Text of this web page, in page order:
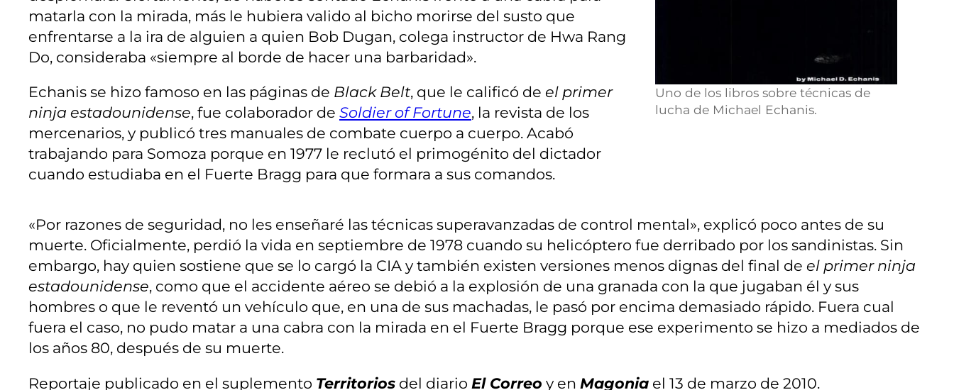
matarla con la mirada, más le hubiera valido al bicho morirse del susto que
enfrentarse a la ira de alguien a quien Bob Dugan, colega instructor de Hwa Rang
Do, consideraba «siempre al borde de hacer una barbaridad».
Echanis se hizo famoso en las páginas de Black Belt, que le calificó de el primer
ninja estadounidense, fue colaborador de Soldier of Fortune, la revista de los
mercenarios, y publicó tres manuales de combate cuerpo a cuerpo. Acabó
trabajando para Somoza porque en 1977 le reclutó el primogénito del dictador
cuando estudiaba en el Fuerte Bragg para que formara a sus comandos.
Uno de los libros sobre técnicas de
lucha de Michael Echanis.
«Por razones de seguridad, no les enseñaré las técnicas superavanzadas de control mental», explicó poco antes de su
muerte. Oficialmente, perdió la vida en septiembre de 1978 cuando su helicóptero fue derribado por los sandinistas. Sin
embargo, hay quien sostiene que se lo cargó la CIA y también existen versiones menos dignas del final de el primer ninja
estadounidense, como que el accidente aéreo se debió a la explosión de una granada con la que jugaban él y sus
hombres o que le reventó un vehículo que, en una de sus machadas, le pasó por encima demasiado rápido. Fuera cual
fuera el caso, no pudo matar a una cabra con la mirada en el Fuerte Bragg porque ese experimento se hizo a mediados de
los años 80, después de su muerte.
Reportaje publicado en el suplemento Territorios del diario El Correo y en Magonia el 13 de marzo de 2010.